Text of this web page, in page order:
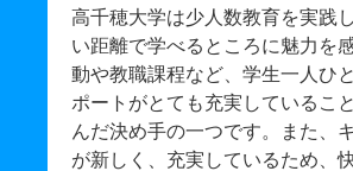
高千穂大学は少人数教育を実践
い距離で学べるところに魅力を
動や教職課程など、学生一人ひ
ポートがとても充実しているこ
んだ決め手の一つです。また、
が新しく、充実しているため、